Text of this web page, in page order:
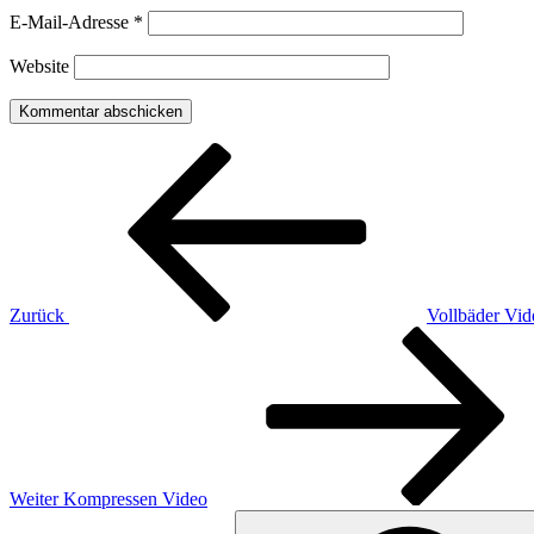
E-Mail-Adresse *
Website
Beitragsnavigation
Zurück
Vollbäder
Weiter Kompressen Video